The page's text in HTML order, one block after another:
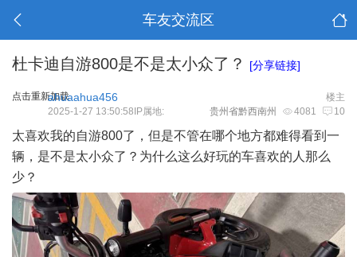
车友交流区
杜卡迪自游800是不是太小众了？ [分享链接]
点击重新加载 楼主
ahuaahua456
4081 10
2025-1-27 13:50:58IP属地: 贵州省黔西南州
太喜欢我的自游800了，但是不管在哪个地方都难得看到一
辆，是不是太小众了？为什么这么好玩的车喜欢的人那么
少？